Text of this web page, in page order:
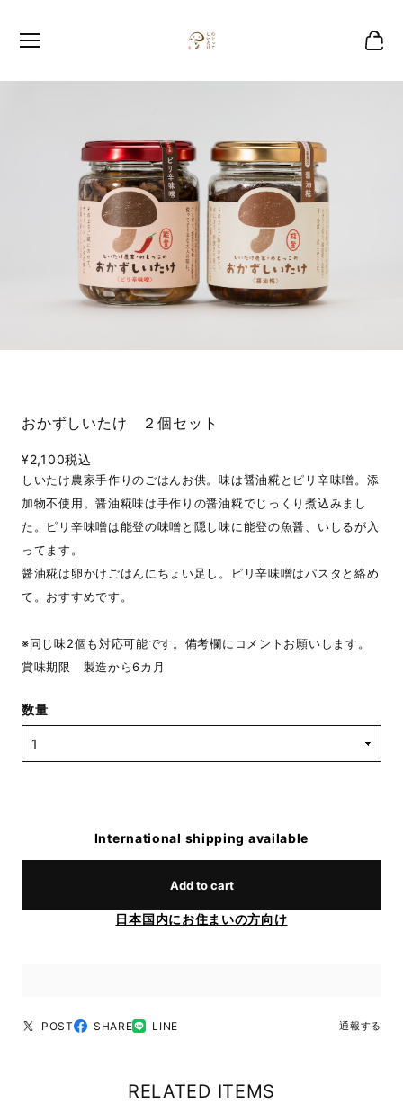
おかずしいたけ ２個セット
¥2,100税込
しいたけ農家手作りのごはんお供。味は醤油糀とピリ辛味噌。添
加物不使用。醤油糀味は手作りの醤油糀でじっくり煮込みまし
た。ピリ辛味噌は能登の味噌と隠し味に能登の魚醤、いしるが入
ってます。
醤油糀は卵かけごはんにちょい足し。ピリ辛味噌はパスタと絡め
て。おすすめです。
※同じ味2個も対応可能です。備考欄にコメントお願いします。
賞味期限 製造から6カ月
数量
International shipping available
Add to cart
日本国内にお住まいの方向け
POST SHARE LINE 通報する
RELATED ITEMS